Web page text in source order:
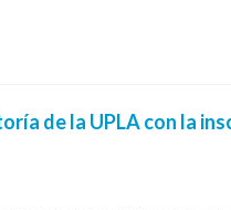
de la UPLA con la